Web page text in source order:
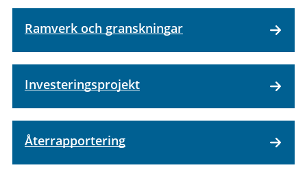
Ramverk och granskningar
Investeringsprojekt
Återrapportering